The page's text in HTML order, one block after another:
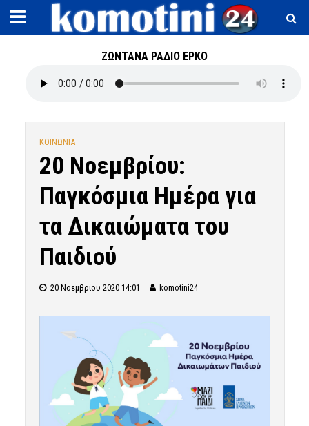
ΖΩΝΤΑΝΑ ΡΑΔΙΟ ΕΡΚΟ
ΚΟΙΝΩΝΙΑ
20 Νοεμβρίου:
Παγκόσμια Ημέρα για
τα Δικαιώματα του
Παιδιού
20 Νοεμβρίου 2020 14:01 komotini24